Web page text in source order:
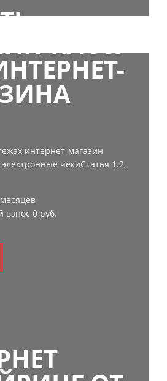
КАССУ
интернет-магазин
чекиСтатья 1.2,
взнос 0 руб.